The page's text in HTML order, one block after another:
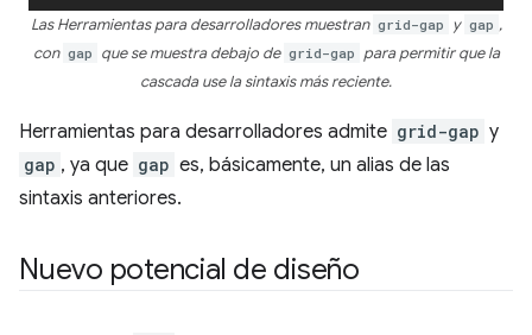
Las Herramientas para desarrolladores muestran grid-gap y gap ,
con gap que se muestra debajo de grid-gap para permitir que la
cascada use la sintaxis más reciente.
Herramientas para desarrolladores admite grid-gap y
gap , ya que gap es, básicamente, un alias de las
sintaxis anteriores.
Nuevo potencial de diseño